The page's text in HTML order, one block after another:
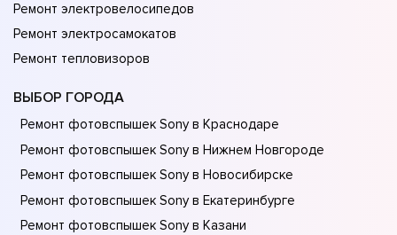
Ремонт электровелосипедов
Ремонт электросамокатов
Ремонт тепловизоров
ВЫБОР ГОРОДА
Ремонт фотовспышек Sony в Краснодаре
Ремонт фотовспышек Sony в Нижнем Новгороде
Ремонт фотовспышек Sony в Новосибирске
Ремонт фотовспышек Sony в Екатеринбурге
Ремонт фотовспышек Sony в Казани